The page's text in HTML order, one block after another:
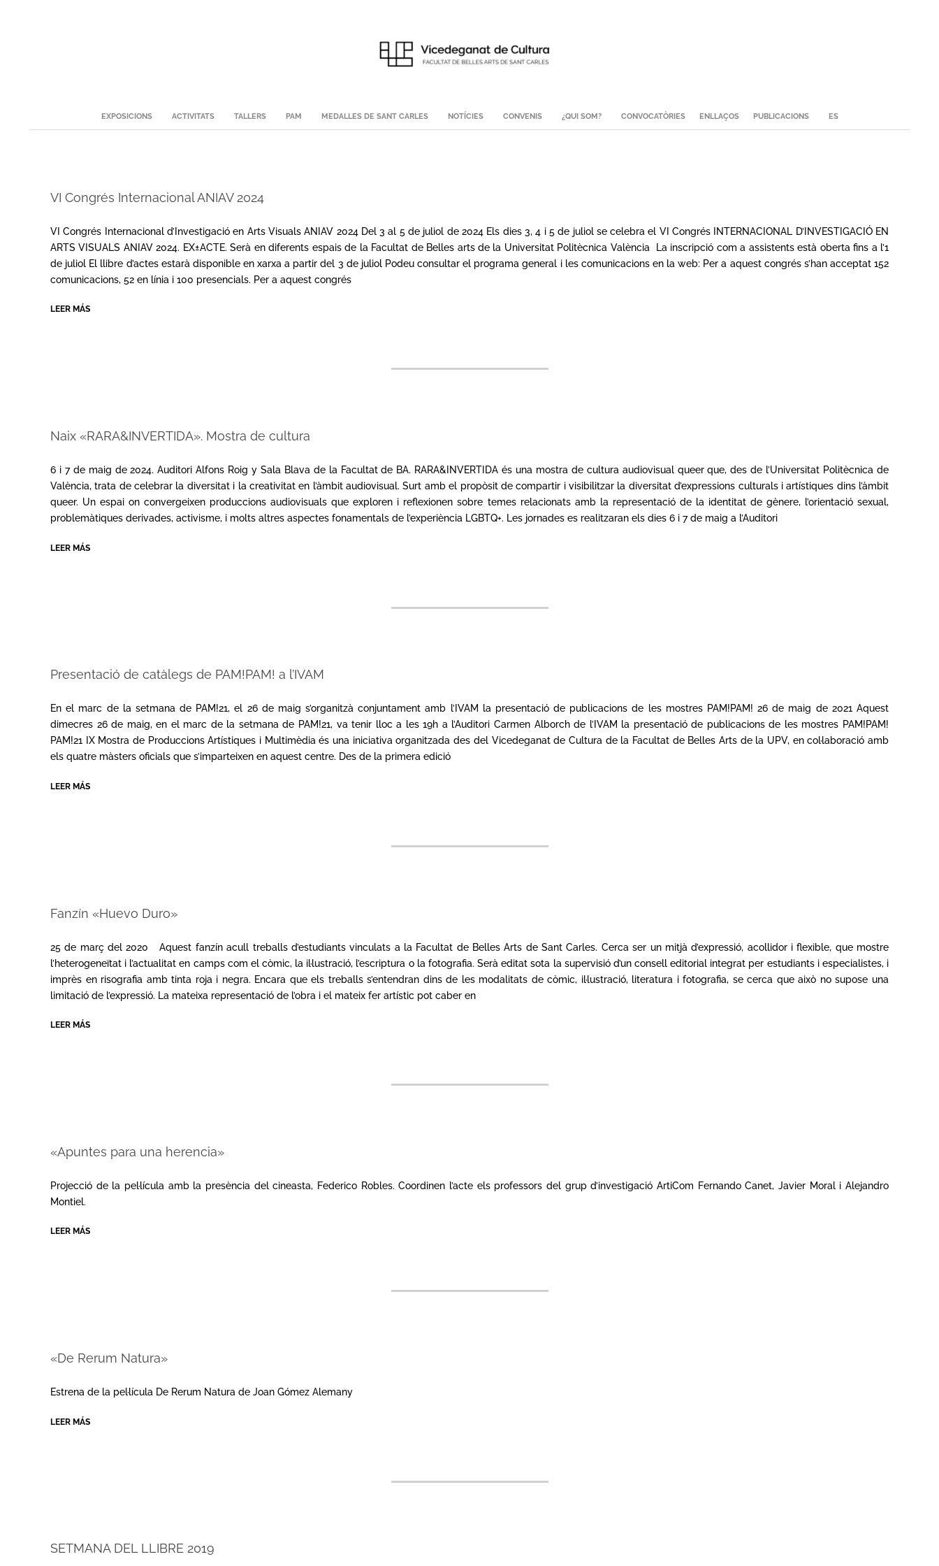
Navigation
EXPOSICIONS ACTIVITATS TALLERS PAM MEDALLES DE SANT CARLES NOTÍCIES CONVENIS ¿QUI SOM? CONVOCATÒRIES ENLLAÇOS PUBLICACIONS ES
VI Congrés Internacional ANIAV 2024
06-
26
VI Congrés Internacional d’Investigació en Arts Visuals ANIAV 2024 Del 3 al 5 de juliol de 2024 Els dies 3, 4 i 5 de juliol se celebra el VI Congrés INTERNACIONAL D’INVESTIGACIÓ EN
ARTS VISUALS ANIAV 2024. EX±ACTE. Serà en diferents espais de la Facultat de Belles arts de la Universitat Politècnica València La inscripció com a assistents està oberta fins a l’1
de juliol El llibre d’actes estarà disponible en xarxa a partir del 3 de juliol Podeu consultar el programa general i les comunicacions en la web: Per a aquest congrés s’han acceptat 152
comunicacions, 52 en línia i 100 presencials. Per a aquest congrés
LEER MÁS
Naix «RARA&INVERTIDA». Mostra de cultura
05-
04
6 i 7 de maig de 2024. Auditori Alfons Roig y Sala Blava de la Facultat de BA. RARA&INVERTIDA és una mostra de cultura audiovisual queer que, des de l’Universitat Politècnica de
València, trata de celebrar la diversitat i la creativitat en l’àmbit audiovisual. Surt amb el propòsit de compartir i visibilitzar la diversitat d’expressions culturals i artístiques dins l’àmbit
queer. Un espai on convergeixen produccions audiovisuals que exploren i reflexionen sobre temes relacionats amb la representació de la identitat de gènere, l’orientació sexual,
problemàtiques derivades, activisme, i molts altres aspectes fonamentals de l’experiència LGBTQ+. Les jornades es realitzaran els dies 6 i 7 de maig a l’Auditori
LEER MÁS
Presentació de catàlegs de PAM!PAM! a l’IVAM
05-
26
En el marc de la setmana de PAM!21, el 26 de maig s’organitzà conjuntament amb l’IVAM la presentació de publicacions de les mostres PAM!PAM! 26 de maig de 2021 Aquest
dimecres 26 de maig, en el marc de la setmana de PAM!21, va tenir lloc a les 19h a l’Auditori Carmen Alborch de l’IVAM la presentació de publicacions de les mostres PAM!PAM!
PAM!21 IX Mostra de Produccions Artístiques i Multimèdia és una iniciativa organitzada des del Vicedeganat de Cultura de la Facultat de Belles Arts de la UPV, en col·laboració amb
els quatre màsters oficials que s’imparteixen en aquest centre. Des de la primera edició
LEER MÁS
Fanzín «Huevo Duro»
03-
25
25 de març del 2020 Aquest fanzín acull treballs d’estudiants vinculats a la Facultat de Belles Arts de Sant Carles. Cerca ser un mitjà d’expressió, acollidor i flexible, que mostre
l’heterogeneïtat i l’actualitat en camps com el còmic, la il·lustració, l’escriptura o la fotografia. Serà editat sota la supervisió d’un consell editorial integrat per estudiants i especialistes, i
imprès en risografia amb tinta roja i negra. Encara que els treballs s’entendran dins de les modalitats de còmic, il·lustració, literatura i fotografia, se cerca que això no supose una
limitació de l’expressió. La mateixa representació de l’obra i el mateix fer artístic pot caber en
LEER MÁS
«Apuntes para una herencia»
11-
06
Projecció de la pel·lícula amb la presència del cineasta, Federico Robles. Coordinen l’acte els professors del grup d’investigació ArtiCom Fernando Canet, Javier Moral i Alejandro
Montiel.
LEER MÁS
«De Rerum Natura»
11-
Estrena de la pel·lícula De Rerum Natura de Joan Gómez Alemany
LEER MÁS
SETMANA DEL LLIBRE 2019